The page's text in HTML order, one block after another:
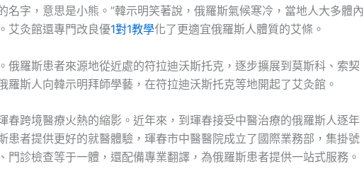
名字，意思是小熊。”韓示明笑著說，俄羅斯氣候寒冷，當地人大多體內
艾灸館還專門改良優1對1教學化了更適宜俄羅斯人體質的艾條。
俄羅斯患者來源地從近處的符拉迪沃斯托克，逐步擴展到莫斯科、索契
羅斯人向韓示明拜師學藝，在符拉迪沃斯托克等地開起了艾灸館。
春跨境醫療火熱的縮影。近年來，到琿春接受中醫治療的俄羅斯人逐年
患者提供更好的就醫體驗，琿春市中醫醫院成立了國際業務部，集掛號
門診檢查等于一體，還配備專業翻譯，為俄羅斯患者提供一站式服務。